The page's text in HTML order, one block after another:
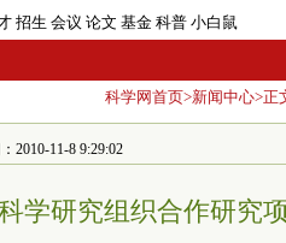
招生 会议 论文 基金 科普 小白鼠
科学网首页>新闻中心>正
2010-11-8 9:29:02
学研究组织合作研究